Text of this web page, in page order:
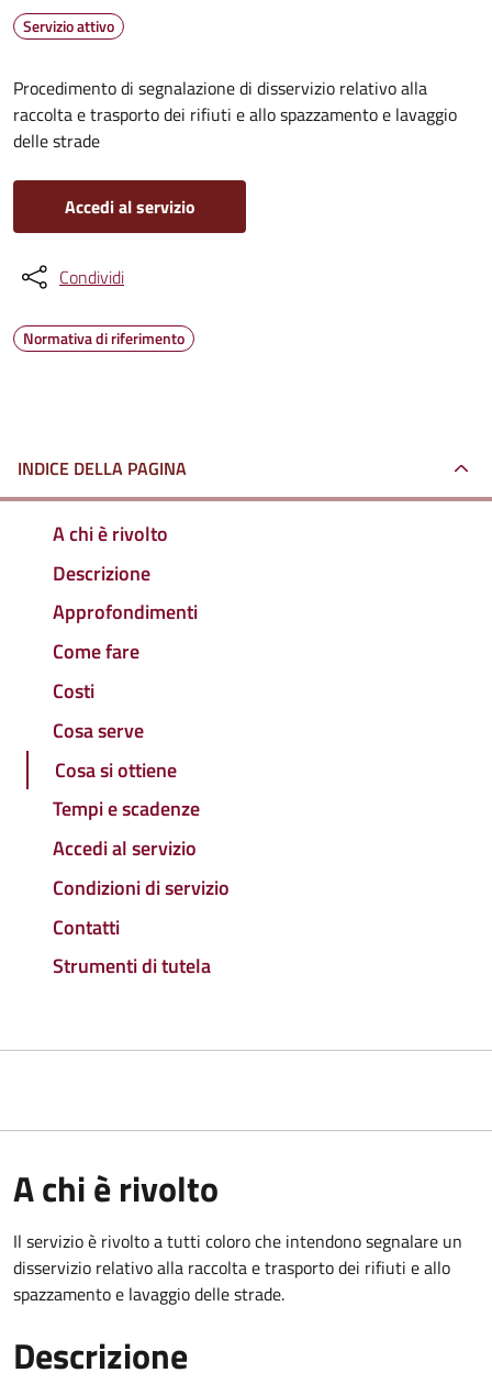
Servizio attivo
Procedimento di segnalazione di disservizio relativo alla
raccolta e trasporto dei rifiuti e allo spazzamento e lavaggio
delle strade
Accedi al servizio
Condividi
Normativa di riferimento
INDICE DELLA PAGINA
A chi è rivolto
Descrizione
Approfondimenti
Come fare
Costi
Cosa serve
Cosa si ottiene
Tempi e scadenze
Accedi al servizio
Condizioni di servizio
Contatti
Strumenti di tutela
A chi è rivolto
Il servizio è rivolto a tutti coloro che intendono segnalare un
disservizio relativo alla raccolta e trasporto dei rifiuti e allo
spazzamento e lavaggio delle strade.
Descrizione